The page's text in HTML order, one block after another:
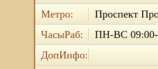
Метро:
Проспект
ЧасыРаб:
ПН-ВС 09:00-
ДопИнфо: